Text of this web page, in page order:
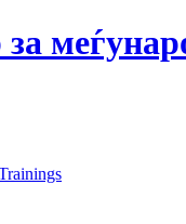
за